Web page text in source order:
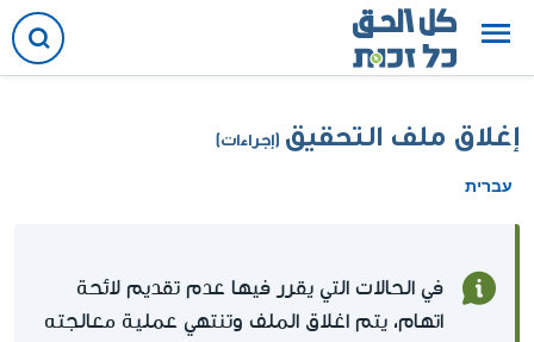
إغلاق ملف التحقيق (إجراءات)
עברית
في الحالات التي يقرر فيها عدم تقديم لائحة
اتهام، يتم اغلاق الملف وتنتهي عملية معالجته